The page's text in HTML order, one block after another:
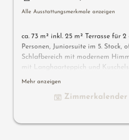
Alle Ausstattungsmerkmale anzeigen
ca. 73 m² inkl. 25 m² Terrasse für 2
Personen, Juniorsuite im 5. Stock,
Schlafbereich mit modernem
mit Langhaarteppich und
Badewanne und Bidet, sehr großer
Minibar, Safe, Garage - keine
Mehr anzeigen
Zimmerkalender